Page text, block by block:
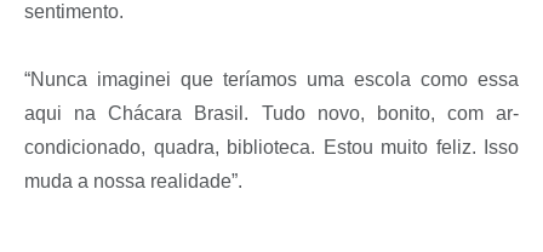
sentimento.
“Nunca imaginei que teríamos uma escola como essa
aqui na Chácara Brasil. Tudo novo, bonito, com ar-
condicionado, quadra, biblioteca. Estou muito feliz. Isso
muda a nossa realidade”.